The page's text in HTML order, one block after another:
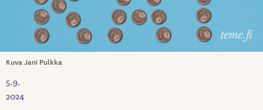
Kuva Jani Pulkka
5.9.
2024